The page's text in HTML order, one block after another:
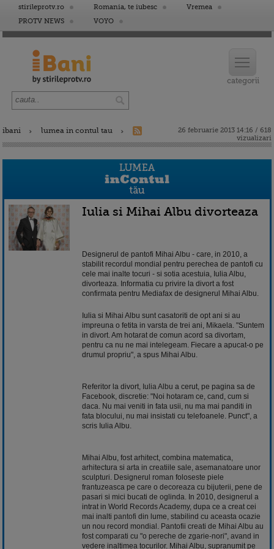
stirileprotv.ro Romania, te iubesc
Vremea
PROTV NEWS
VOYO
ibani lumea in contul tau
26 februarie 2013 14:16 / 618
vizualizari
Iulia si Mihai Albu divorteaza
Designerul de pantofi Mihai Albu - care, in 2010, a
stabilit recordul mondial pentru perechea de pantofi cu
cele mai inalte tocuri - si sotia acestuia, Iulia Albu,
divorteaza. Informatia cu privire la divort a fost
confirmata pentru Mediafax de designerul Mihai Albu.
Iulia si Mihai Albu sunt casatoriti de opt ani si au
impreuna o fetita in varsta de trei ani, Mikaela. "Suntem
in divort. Am hotarat de comun acord sa divortam,
pentru ca nu ne mai intelegeam. Fiecare a apucat-o pe
drumul propriu", a spus Mihai Albu.
Referitor la divort, Iulia Albu a cerut, pe pagina sa de
Facebook, discretie: "Noi hotaram ce, cand, cum si
daca. Nu mai veniti in fata usii, nu ma mai panditi in
fata blocului, nu mai insistati cu telefoanele. Punct", a
scris Iulia Albu.
Mihai Albu, fost arhitect, combina matematica,
arhitectura si arta in creatiile sale, asemanatoare unor
sculpturi. Designerul roman foloseste piele
frantuzeasca pe care o decoreaza cu bijuterii, pene de
pasari si mici bucati de oglinda. In 2010, designerul a
intrat in World Records Academy, dupa ce a creat cei
mai inalti pantofi din lume, stabilind cu aceasta ocazie
un nou record mondial. Pantofii creati de Mihai Albu au
fost comparati cu "o pereche de zgarie-nori", avand in
vedere inaltimea tocurilor. Mihai Albu, supranumit pe